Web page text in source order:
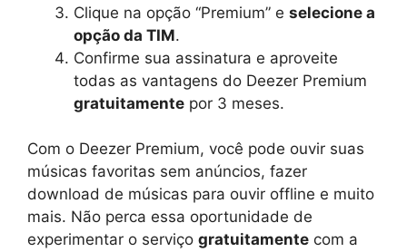
Clique na opção “Premium” e selecione a
opção da TIM.
Confirme sua assinatura e aproveite
todas as vantagens do Deezer Premium
gratuitamente por 3 meses.
Com o Deezer Premium, você pode ouvir suas
músicas favoritas sem anúncios, fazer
download de músicas para ouvir offline e muito
mais. Não perca essa oportunidade de
experimentar o serviço gratuitamente com a